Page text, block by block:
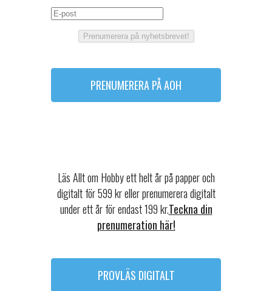
Prenumerera på nyhetsbrevet!
PRENUMERERA PÅ AOH
Läs Allt om Hobby ett helt år på papper och
digitalt för 599 kr eller prenumerera digitalt
under ett år för endast 199 kr.Teckna din
prenumeration här!
PROVLÄS DIGITALT